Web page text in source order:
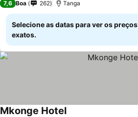
7,6 Boa 262 Tanga
Selecione as datas para ver os preços
exatos.
Mkonge Hotel